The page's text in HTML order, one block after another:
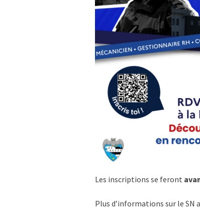
Les inscriptions se feront
Plus d’informations sur le SN